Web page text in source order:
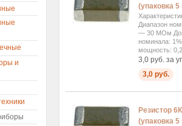
(упаковка 5
Диапазон
— 30 МОм
номинала:
мощность:
3,0 руб. за
3,0 руб.
Резистор
(упаковка 5
и